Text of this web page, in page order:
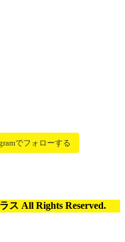
でフォローする
ス All Rights Reserved.